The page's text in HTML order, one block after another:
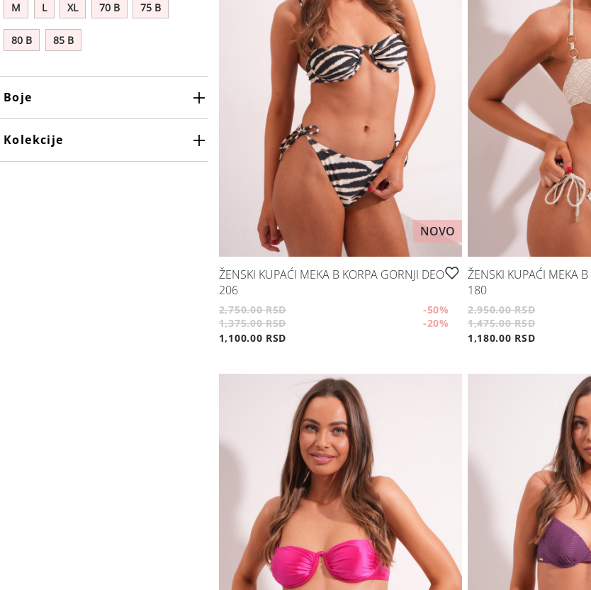
M L XL 70 B 75 B
80 B 85 B
Boje
Kolekcije
NOVO
ŽENSKI KUPAĆI MEKA B KORPA GORNJI DEO
206
2,750.00 RSD -50%
1,375.00 RSD
-20%
1,100.00 RSD
ŽENSKI KUPAĆI MEKA
180
2,950.00 RSD
1,475.00 RSD
1,180.00 RSD